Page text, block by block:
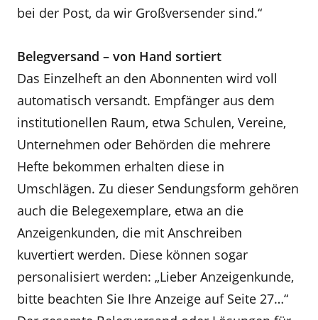
bei der Post, da wir Großversender sind.“
Belegversand – von Hand sortiert
Das Einzelheft an den Abonnenten wird voll
automatisch versandt. Empfänger aus dem
institutionellen Raum, etwa Schulen, Vereine,
Unternehmen oder Behörden die mehrere
Hefte bekommen erhalten diese in
Umschlägen. Zu dieser Sendungsform gehören
auch die Belegexemplare, etwa an die
Anzeigenkunden, die mit Anschreiben
kuvertiert werden. Diese können sogar
personalisiert werden: „Lieber Anzeigenkunde,
bitte beachten Sie Ihre Anzeige auf Seite 27…“